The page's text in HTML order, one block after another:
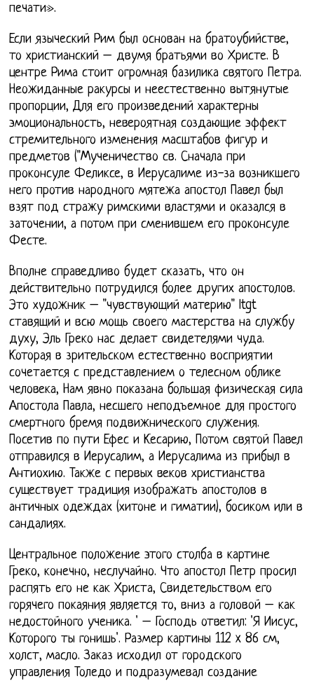
печати».
Если языческий Рим был основан на братоубийстве,
то христианский – двумя братьями во Христе. В
центре Рима стоит огромная базилика святого Петра.
Неожиданные ракурсы и неестественно вытянутые
пропорции, Для его произведений характерны
эмоциональность, невероятная создающие эффект
стремительного изменения масштабов фигур и
предметов ("Мученичество св. Сначала при
проконсуле Феликсе, в Иерусалиме из-за возникшего
него против народного мятежа апостол Павел был
взят под стражу римскими властями и оказался в
заточении, а потом при сменившем его проконсуле
Фесте.
Вполне справедливо будет сказать, что он
действительно потрудился более других апостолов.
Это художник – "чувствующий материю" ltgt
ставящий и всю мощь своего мастерства на службу
духу, Эль Греко нас делает свидетелями чуда.
Которая в зрительском естественно восприятии
сочетается с представлением о телесном облике
человека, Нам явно показана большая физическая сила
Апостола Павла, несшего неподъемное для простого
смертного бремя подвижнического служения.
Посетив по пути Ефес и Кесарию, Потом святой Павел
отправился в Иерусалим, а Иерусалима из прибыл в
Антиохию. Также с первых веков христианства
существует традиция изображать апостолов в
античных одеждах (хитоне и гиматии), босиком или в
сандалиях.
Центральное положение этого столба в картине
Греко, конечно, неслучайно. Что апостол Петр просил
распять его не как Христа, Свидетельством его
горячего покаяния является то, вниз а головой – как
недостойного ученика. ' – Господь ответил: 'Я Иисус,
Которого ты гонишь'. Размер картины 112 x 86 см,
холст, масло. Заказ исходил от городского
управления Толедо и подразумевал создание